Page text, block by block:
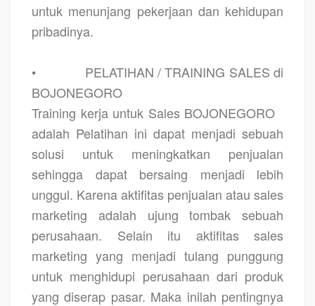
untuk menunjang pekerjaan dan kehidupan
pribadinya.
•
PELATIHAN / TRAINING SALES di
BOJONEGORO
Training kerja untuk Sales BOJONEGORO
adalah Pelatihan ini dapat menjadi sebuah
solusi untuk meningkatkan penjualan
sehingga dapat bersaing menjadi lebih
unggul. Karena aktifitas penjualan atau sales
marketing adalah ujung tombak sebuah
perusahaan. Selain itu aktifitas sales
marketing yang menjadi tulang punggung
untuk menghidupi perusahaan dari produk
yang diserap pasar. Maka inilah pentingnya